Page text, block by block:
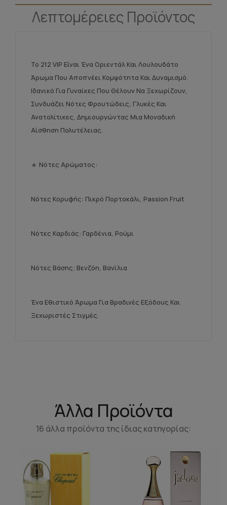
Λεπτομέρειες Προϊόντος
Το 212 VIP Είναι Ένα Οριεντάλ Και Λουλουδάτο
Άρωμα Που Αποπνέει Κομψότητα Και Δυναμισμό.
Ιδανικό Για Γυναίκες Που Θέλουν Να Ξεχωρίζουν,
Συνδυάζει Νότες Φρουτώδεις, Γλυκές Και
Ανατολίτικες, Δημιουργώντας Μια Μοναδική
Αίσθηση Πολυτέλειας.
🔹 Νότες Αρώματος:
Νότες Κορυφής: Πικρό Πορτοκάλι, Passion Fruit
Νότες Καρδιάς: Γαρδένια, Ρούμι
Νότες Βάσης: Βενζόη, Βανίλια
Ένα Εθιστικό Άρωμα Για Βραδινές Εξόδους Και
Ξεχωριστές Στιγμές.
Άλλα Προϊόντα
16 άλλα προϊόντα της ίδιας κατηγορίας: